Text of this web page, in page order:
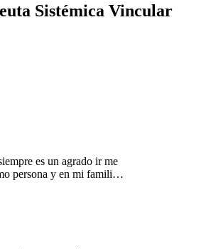
Sistémica Vincular
es un agrado ir me
persona y en mi familia